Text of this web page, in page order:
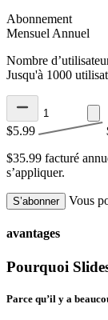
Abonnement
Mensuel Annuel
Nombre
Jusqu'à 1000
$5.99
$35.99 facturé
s’appliquer.
S’abonner Vous
avantages
Pourquoi
Parce qu’il y a